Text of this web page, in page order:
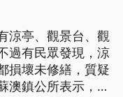
涼亭、觀景台、觀
過有民眾發現，涼
損壞未修繕，質疑
澳鎮公所表示，會